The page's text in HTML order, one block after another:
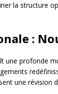
la structure
:
une profonde
une révision